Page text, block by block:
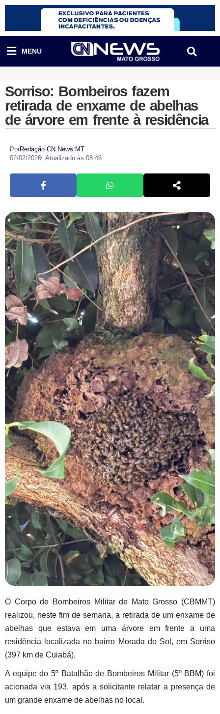
MENU
Sorriso: Bombeiros fazem
retirada de enxame de abelhas
de árvore em frente à residência
PorRedação CN News MT
02/02/2026 Atualizado às 08:46
O Corpo de Bombeiros Militar de Mato Grosso (CBMMT)
realizou, neste fim de semana, a retirada de um enxame de
abelhas que estava em uma árvore em frente a uma
residência localizada no bairro Morada do Sol, em Sorriso
(397 km de Cuiabá).
A equipe do 5º Batalhão de Bombeiros Militar (5º BBM) foi
acionada via 193, após a solicitante relatar a presença de
um grande enxame de abelhas no local.